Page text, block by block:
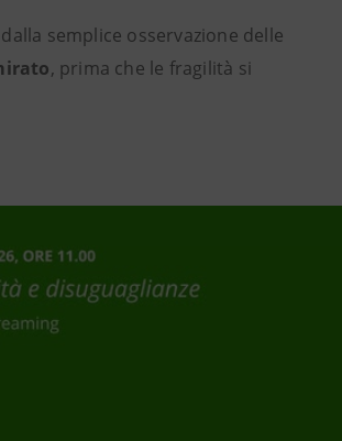
semplice osservazione delle
, prima che le fragilità si